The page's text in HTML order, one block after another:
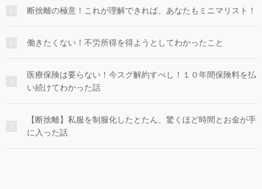
断捨離の極意！これが理解できれば、あなたもミニマリスト！
働きたくない！不労所得を得ようとしてわかったこと
医療保険は要らない！今スグ解約すべし！１０年間保険料を払
い続けてわかった話
【断捨離】私服を制服化したとたん、驚くほど時間とお金が手
に入った話